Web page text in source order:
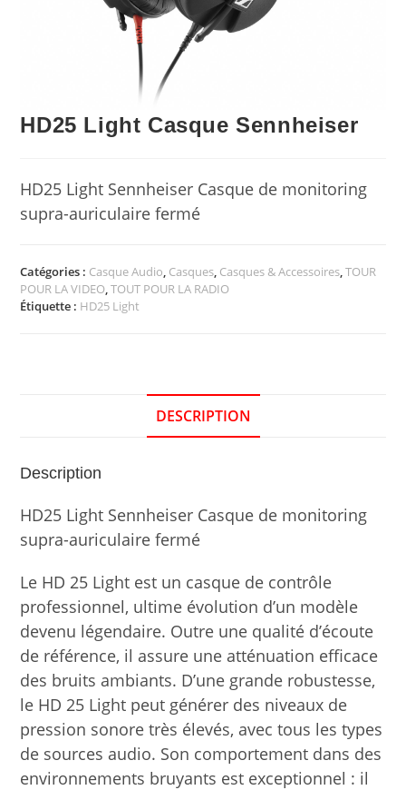
HD25 Light Casque Sennheiser
HD25 Light Sennheiser Casque de monitoring
supra-auriculaire fermé
Catégories : Casque Audio, Casques, Casques & Accessoires,TOUR
POUR LA VIDEO,TOUT POUR LA RADIO
Étiquette : HD25 Light
DESCRIPTION
Description
HD25 Light Sennheiser Casque de monitoring
supra-auriculaire fermé
Le HD 25 Light est un casque de contrôle
professionnel, ultime évolution d’un modèle
devenu légendaire. Outre une qualité d’écoute
de référence, il assure une atténuation efficace
des bruits ambiants. D’une grande robustesse,
le HD 25 Light peut générer des niveaux de
pression sonore très élevés, avec tous les types
de sources audio. Son comportement dans des
environnements bruyants est exceptionnel : il